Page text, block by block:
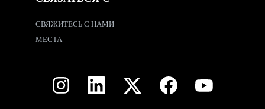
СВЯЖИТЕСЬ С НАМИ
МЕСТА